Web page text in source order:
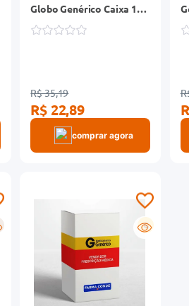
Globo Genérico Caixa 14
Comprimidos Revestidos
R$ 35,19
R$ 22,89
comprar agora
G